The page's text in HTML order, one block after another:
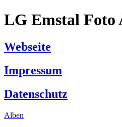
LG Emstal Foto
Webseite
Impressum
Datenschutz
Alben